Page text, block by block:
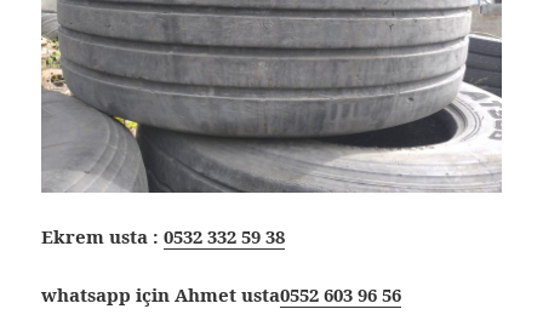
Ekrem usta :0532 332 59 38
whatsapp için Ahmet usta0552 603 96 56